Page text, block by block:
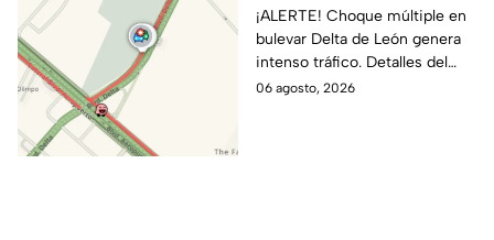
INTENSO TRÁFICO
sobre bulevar Delta
HOY en León; CIERRAN
esta zona de la vialidad
¡ALERTE! Choque múltiple en
bulevar Delta de León genera
intenso tráfico. Detalles del
accidente y recomendaciones
06 agosto, 2026